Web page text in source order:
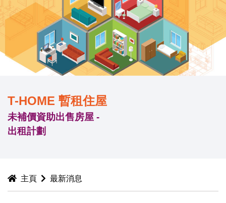
T-HOME 暫租住屋
未補價資助出售房屋 -
出租計劃
主頁 最新消息